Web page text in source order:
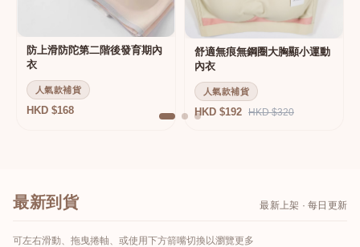
防上滑防陀第二階後發育期內
衣
人氣款補貨
HKD $168
舒適無痕無鋼圈大胸顯小運動
內衣
人氣款補貨
HKD $192 HKD $320
最新到貨 最新上架 · 每日更新
可左右滑動、拖曳捲軸、或使用下方箭嘴切換以瀏覽更多